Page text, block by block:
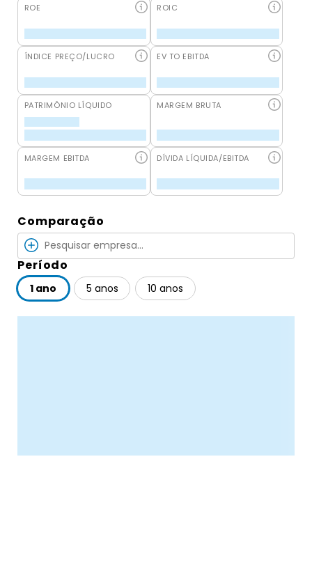
ROE ROIC
ÍNDICE PREÇO/LUCRO EV TO EBITDA
PATRIMÔNIO LÍQUIDO MARGEM BRUTA
MARGEM EBITDA DÍVIDA LÍQUIDA/EBITDA
Comparação
Período
1 ano 5 anos 10 anos